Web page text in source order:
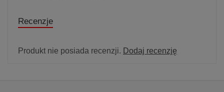
Recenzje
Produkt nie posiada recenzji. Dodaj recenzję